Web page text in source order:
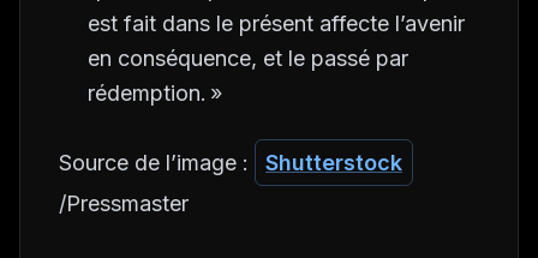
est fait dans le présent affecte l’avenir
en conséquence, et le passé par
rédemption. »
Source de l’image :
Shutterstock
/Pressmaster